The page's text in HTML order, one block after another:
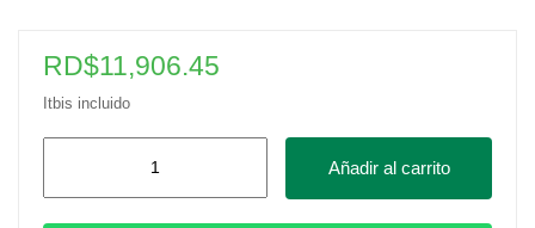
RD$11,906.45
Itbis incluido
Añadir al carrito